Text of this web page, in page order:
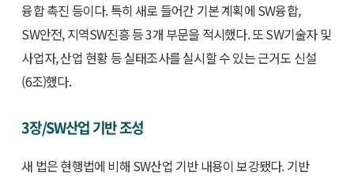
융합 촉진 등이다. 특히 새로 들어간 기본 계획에 SW융합,
SW안전, 지역SW진흥 등 3개 부문을 적시했다. 또 SW기술자 및
사업자, 산업 현황 등 실태조사를 실시할 수 있는 근거도 신설
(6조)했다.
3장/SW산업 기반 조성
새 법은 현행법에 비해 SW산업 기반 내용이 보강됐다. 기반